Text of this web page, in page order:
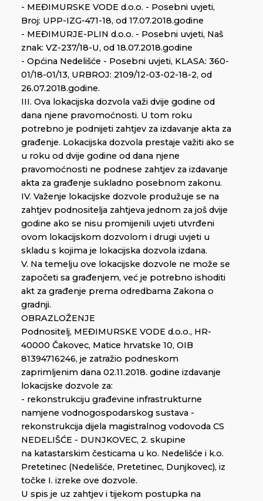
- MEĐIMURSKE VODE d.o.o. - Posebni uvjeti,
Broj: UPP-IZG-471-18, od 17.07.2018.godine
- MEĐIMURJE-PLIN d.o.o. - Posebni uvjeti, Naš
znak: VZ-237/18-U, od 18.07.2018.godine
- Općina Nedelišće - Posebni uvjeti, KLASA: 360-
01/18-01/13, URBROJ: 2109/12-03-02-18-2, od
26.07.2018.godine.
III. Ova lokacijska dozvola važi dvije godine od
dana njene pravomoćnosti. U tom roku
potrebno je podnijeti zahtjev za izdavanje akta za
građenje. Lokacijska dozvola prestaje važiti ako se
u roku od dvije godine od dana njene
pravomoćnosti ne podnese zahtjev za izdavanje
akta za građenje sukladno posebnom zakonu.
IV. Važenje lokacijske dozvole produžuje se na
zahtjev podnositelja zahtjeva jednom za još dvije
godine ako se nisu promijenili uvjeti utvrđeni
ovom lokacijskom dozvolom i drugi uvjeti u
skladu s kojima je lokacijska dozvola izdana.
V. Na temelju ove lokacijske dozvole ne može se
započeti sa građenjem, već je potrebno ishoditi
akt za građenje prema odredbama Zakona o
gradnji.
OBRAZLOŽENJE
Podnositelj, MEĐIMURSKE VODE d.o.o., HR-
40000 Čakovec, Matice hrvatske 10, OIB
81394716246, je zatražio podneskom
zaprimljenim dana 02.11.2018. godine izdavanje
lokacijske dozvole za:
- rekonstrukciju građevine infrastrukturne
namjene vodnogospodarskog sustava -
rekonstrukcija dijela magistralnog vodovoda CS
NEDELIŠĆE - DUNJKOVEC, 2. skupine
na katastarskim česticama u ko. Nedelišće i k.o.
Pretetinec (Nedelišće, Pretetinec, Dunjkovec), iz
točke I. izreke ove dozvole.
U spis je uz zahtjev i tijekom postupka na